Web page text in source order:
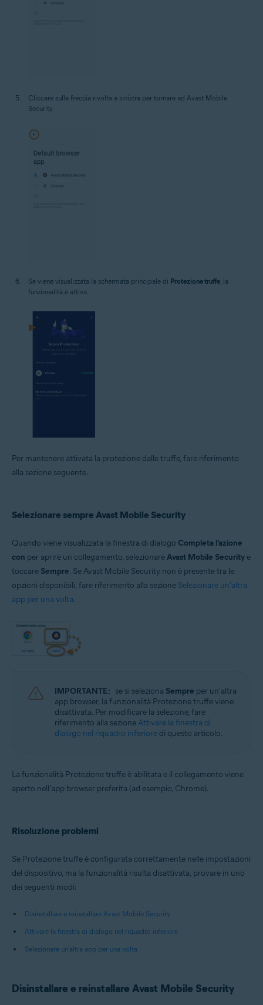
Cliccare sulla freccia rivolta a sinistra per tornare ad Avast Mobile
Security.
Se viene visualizzata la schermata principale di Protezione truffe , la
funzionalità è attiva.
Per mantenere attivata la protezione dalle truffe, fare riferimento
alla sezione seguente.
Selezionare sempre Avast Mobile Security
Quando viene visualizzata la finestra di dialogo Completa l’azione
con per aprire un collegamento, selezionareAvast Mobile Security e
toccare Sempre. Se Avast Mobile Security non è presente tra le
opzioni disponibili, fare riferimento alla sezione Selezionare un'altra
app per una volta.
IMPORTANTE: se si seleziona Sempre per un'altra
app browser, la funzionalità Protezione truffe viene
disattivata. Per modificare la selezione, fare
riferimento alla sezione Attivare la finestra di
dialogo nel riquadro inferiore di questo articolo.
La funzionalità Protezione truffe è abilitata e il collegamento viene
aperto nell'app browser preferita (ad esempio, Chrome).
Risoluzione problemi
Se Protezione truffe è configurata correttamente nelle impostazioni
del dispositivo, ma la funzionalità risulta disattivata, provare in uno
dei seguenti modi:
Disinstallare e reinstallare Avast Mobile Security
Attivare la finestra di dialogo nel riquadro inferiore
Selezionare un'altra app per una volta
Disinstallare e reinstallare Avast Mobile Security